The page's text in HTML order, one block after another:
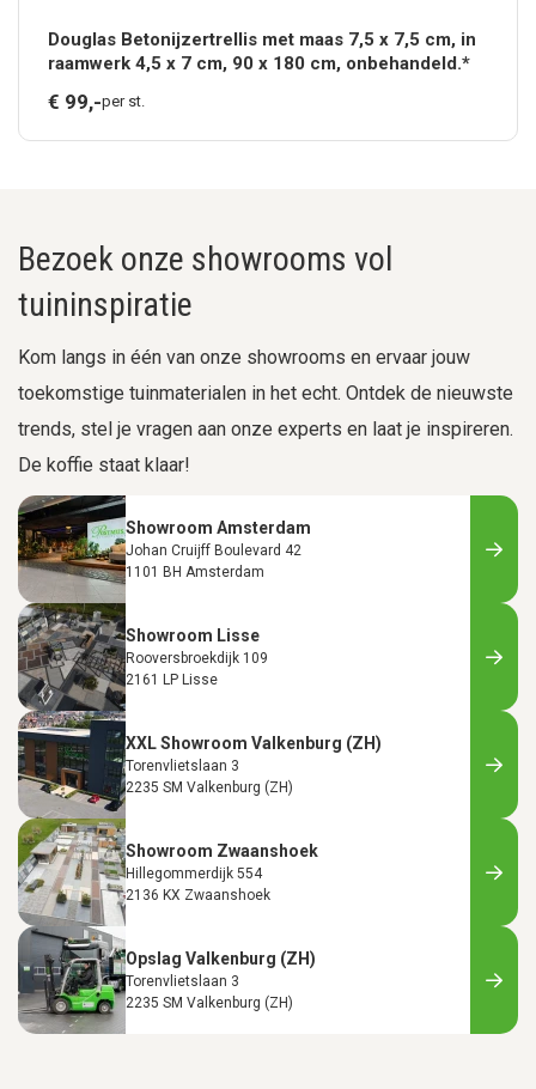
Douglas Betonijzertrellis met maas 7,5 x 7,5 cm, in
raamwerk 4,5 x 7 cm, 90 x 180 cm, onbehandeld.*
€ 99,-per st.
Bezoek onze showrooms vol
tuininspiratie
Kom langs in één van onze showrooms en ervaar jouw
toekomstige tuinmaterialen in het echt. Ontdek de nieuwste
trends, stel je vragen aan onze experts en laat je inspireren.
De koffie staat klaar!
Showroom Amsterdam
Johan Cruijff Boulevard 42
1101 BH Amsterdam
Showroom Lisse
Rooversbroekdijk 109
2161 LP Lisse
XXL Showroom Valkenburg (ZH)
Torenvlietslaan 3
2235 SM Valkenburg (ZH)
Showroom Zwaanshoek
Hillegommerdijk 554
2136 KX Zwaanshoek
Opslag Valkenburg (ZH)
Torenvlietslaan 3
2235 SM Valkenburg (ZH)